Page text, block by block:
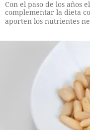
Con el paso de los años
complementar la dieta
aporten los nutrientes